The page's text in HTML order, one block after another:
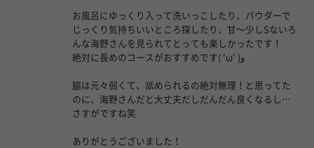
お風呂にゆっくり入って洗いっこしたり、パウダーで
じっくり気持ちいいところ探したり、甘〜少しSないろ
んな海野さんを見られてとっても楽しかったです！
絶対に長めのコースがおすすめです( 'ω' )و
脇は元々弱くて、舐められるの絶対無理！と思ってた
のに、海野さんだと大丈夫だしだんだん良くなるし…
さすがですね笑
ありがとうございました！